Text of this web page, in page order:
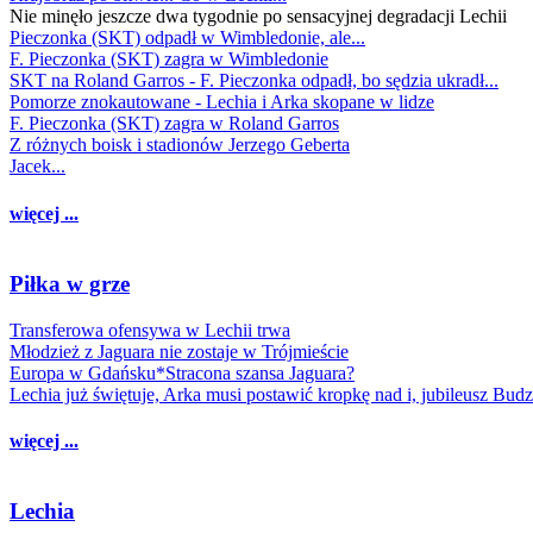
Nie minęło jeszcze dwa tygodnie po sensacyjnej degradacji Lechii
Pieczonka (SKT) odpadł w Wimbledonie, ale...
F. Pieczonka (SKT) zagra w Wimbledonie
SKT na Roland Garros - F. Pieczonka odpadł, bo sędzia ukradł...
Pomorze znokautowane - Lechia i Arka skopane w lidze
F. Pieczonka (SKT) zagra w Roland Garros
Z różnych boisk i stadionów Jerzego Geberta
Jacek...
więcej ...
Piłka w grze
Transferowa ofensywa w Lechii trwa
Młodzież z Jaguara nie zostaje w Trójmieście
Europa w Gdańsku*Stracona szansa Jaguara?
Lechia już świętuje, Arka musi postawić kropkę nad i, jubileusz
więcej ...
Lechia